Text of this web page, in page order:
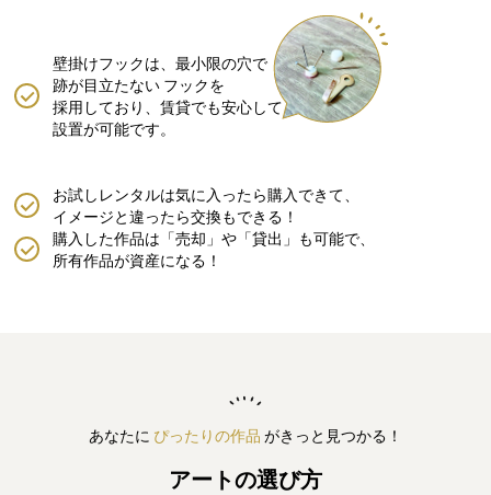
壁掛けフックは、最小限の穴で
跡が目立たない フックを
採用しており、賃貸でも安心して
設置が可能です。
購入した作品は「売却」や「貸出」も可能で、
所有作品が資産になる！
お試しレンタルは気に入ったら購入できて、
イメージと違ったら交換もできる！
あなたに ぴったりの作品 がきっと見つかる！
アートの選び方